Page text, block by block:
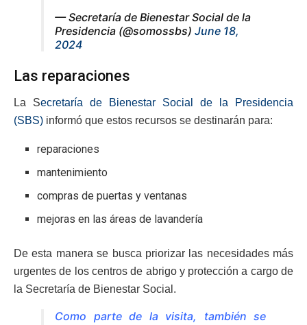
— Secretaría de Bienestar Social de la
Presidencia (@somossbs) June 18,
2024
Las reparaciones
La Secretaría de Bienestar Social de la Presidencia
(SBS) informó que estos recursos se destinarán para:
reparaciones
mantenimiento
compras de puertas y ventanas
mejoras en las áreas de lavandería
De esta manera se busca priorizar las necesidades más
urgentes de los centros de abrigo y protección a cargo de
la Secretaría de Bienestar Social.
Como parte de la visita, también se